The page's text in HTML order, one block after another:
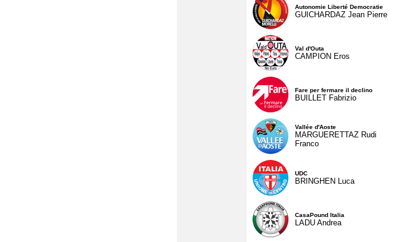
Autonomie Liberté Democratie
GUICHARDAZ Jean Pierre
Val d'Outa
CAMPION Eros
Fare per fermare il declino
BUILLET Fabrizio
Vallée d'Aoste
MARGUERETTAZ Rudi
Franco
UDC
BRINGHEN Luca
CasaPound Italia
LADU Andrea